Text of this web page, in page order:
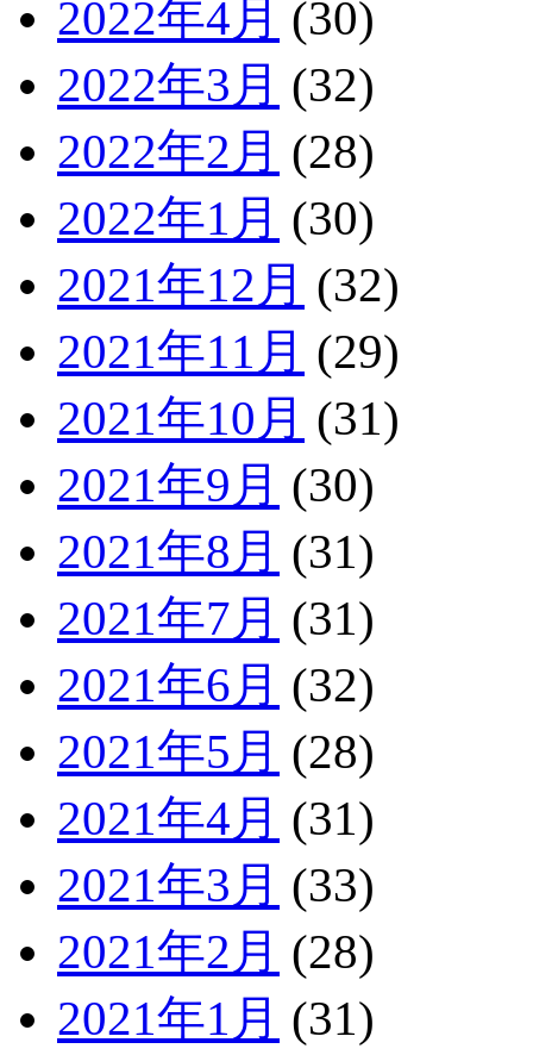
2022年4月 (30)
2022年3月 (32)
2022年2月 (28)
2022年1月 (30)
2021年12月 (32)
2021年11月 (29)
2021年10月 (31)
2021年9月 (30)
2021年8月 (31)
2021年7月 (31)
2021年6月 (32)
2021年5月 (28)
2021年4月 (31)
2021年3月 (33)
2021年2月 (28)
2021年1月 (31)